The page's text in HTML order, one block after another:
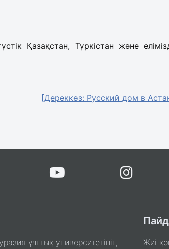
Қазақстан, Түркістан және
[Дереккөз: Русский дом в
ұлттық университетінің
Жиі